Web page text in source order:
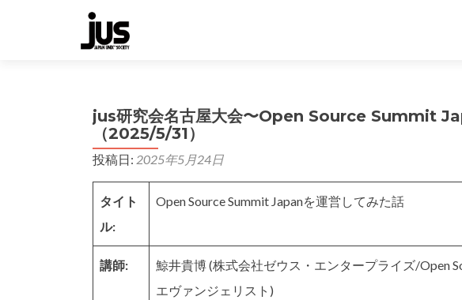
jus研究会名古屋大会〜Open Source Summit
（2025/5/31）
投稿日: 2025年5月24日
タイト
ル:
Open Source Summit Japanを運営してみた話
講師:
鯨井貴博 (株式会社ゼウス・エンタープライズ/Open
エヴァンジェリスト)